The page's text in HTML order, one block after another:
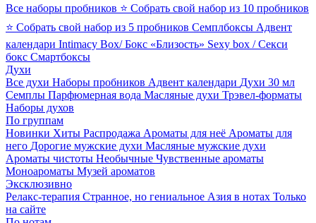
Все наборы пробников ⭐ Собрать свой набор из 10 пробников
⭐ Собрать свой набор из 5 пробников Семплбоксы Адвент
календари Intimacy Box/ Бокс «Близость» Sexy box / Секси
бокс Смартбоксы
Духи
Все духи Наборы пробников Адвент календари Духи 30 мл
Семплы Парфюмерная вода Масляные духи Трэвел-форматы
Наборы духов
По группам
Новинки Хиты Распродажа Ароматы для неё Ароматы для
него Дорогие мужские духи Масляные мужские духи
Ароматы чистоты Необычные Чувственные ароматы
Моноароматы Музей ароматов
Эксклюзивно
Релакс-терапия Странное, но гениальное Азия в нотах Только
на сайте